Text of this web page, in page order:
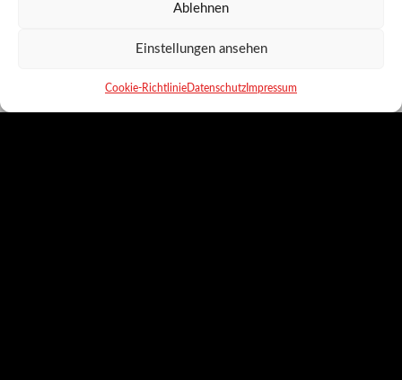
Ablehnen
Einstellungen ansehen
Cookie-Richtlinie Datenschutz Impressum